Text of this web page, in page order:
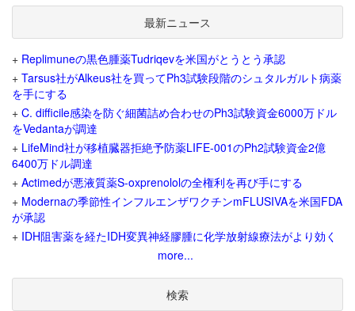
最新ニュース
+ Replimuneの黒色腫薬Tudriqevを米国がとうとう承認
+ Tarsus社がAlkeus社を買ってPh3試験段階のシュタルガルト病薬
を手にする
+ C. difficile感染を防ぐ細菌詰め合わせのPh3試験資金6000万ドル
をVedantaが調達
+ LifeMind社が移植臓器拒絶予防薬LIFE-001のPh2試験資金2億
6400万ドル調達
+ Actimedが悪液質薬S-oxprenololの全権利を再び手にする
+ Modernaの季節性インフルエンザワクチンmFLUSIVAを米国FDA
が承認
+ IDH阻害薬を経たIDH変異神経膠腫に化学放射線療法がより効く
more...
検索